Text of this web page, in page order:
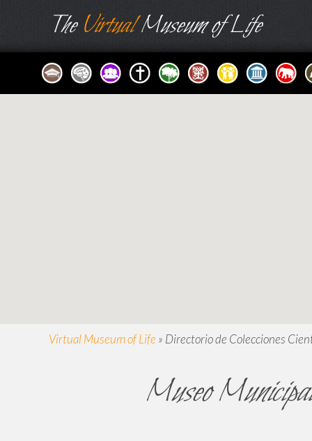
TheVirtualMuseum of Life
Virtual Museum of Life » Directorio de Colecciones
Museo